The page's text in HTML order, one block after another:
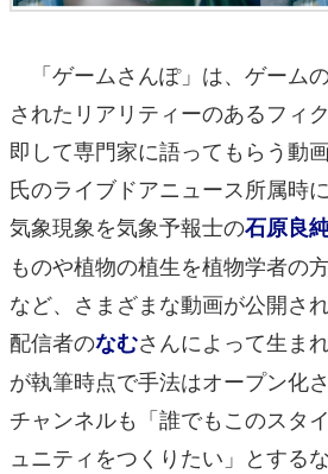
「ゲームさんぽ」は、ゲーム
されたリアリティーのあるフィ
即して専門家に語ってもらう動
氏のライブドアニュース所属時
気象現象を気象予報士の石原良
ものや植物の植生を植物学者の
など、さまざまな動画が公開さ
配信者のなむさんによって生ま
が執筆時点で手法はオープン化
チャンネルも「誰でもこのスタ
ュニティをつくりたい」とする